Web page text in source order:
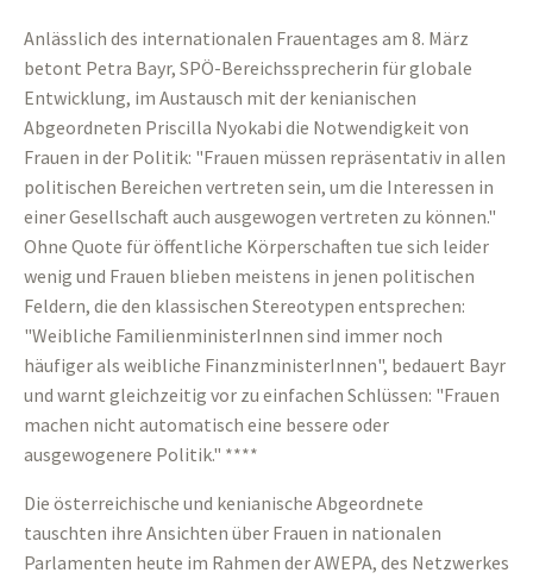
Anlässlich des internationalen Frauentages am 8. März
betont Petra Bayr, SPÖ-Bereichssprecherin für globale
Entwicklung, im Austausch mit der kenianischen
Abgeordneten Priscilla Nyokabi die Notwendigkeit von
Frauen in der Politik: "Frauen müssen repräsentativ in allen
politischen Bereichen vertreten sein, um die Interessen in
einer Gesellschaft auch ausgewogen vertreten zu können."
Ohne Quote für öffentliche Körperschaften tue sich leider
wenig und Frauen blieben meistens in jenen politischen
Feldern, die den klassischen Stereotypen entsprechen:
"Weibliche FamilienministerInnen sind immer noch
häufiger als weibliche FinanzministerInnen", bedauert Bayr
und warnt gleichzeitig vor zu einfachen Schlüssen: "Frauen
machen nicht automatisch eine bessere oder
ausgewogenere Politik." ****
Die österreichische und kenianische Abgeordnete
tauschten ihre Ansichten über Frauen in nationalen
Parlamenten heute im Rahmen der AWEPA, des Netzwerkes